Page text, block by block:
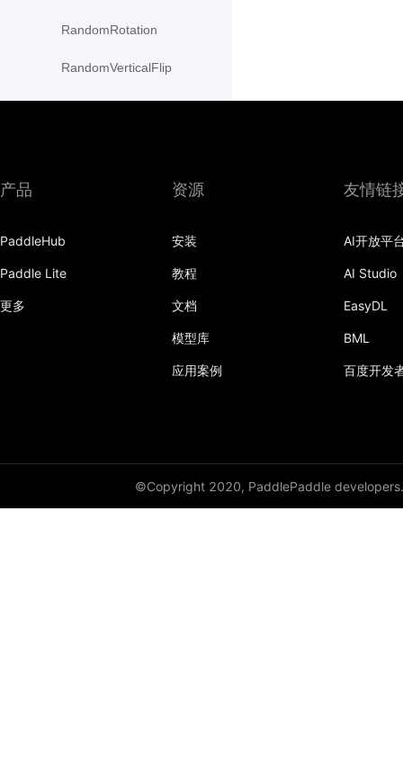
RandomRotation
RandomVerticalFlip
Resize
产品
PaddleHub
Paddle Lite
更多
资源
安装
教程
文档
模型库
应用案例
友情链
AI开放平
AI Studio
EasyDL
BML
百度开发
©Copyright 2020, PaddlePaddle developers.